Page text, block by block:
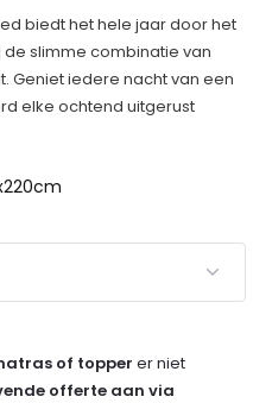
biedt het hele jaar door het
slimme combinatie van
Geniet iedere nacht van een
elke ochtend uitgerust
of topper er niet
offerte aan via